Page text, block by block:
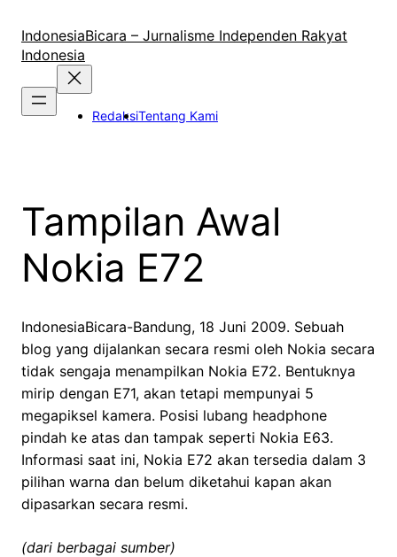
konten
IndonesiaBicara – Jurnalisme Independen Rakyat
Indonesia
RedaksiTentang Kami
Tampilan Awal
Nokia E72
IndonesiaBicara-Bandung, 18 Juni 2009. Sebuah
blog yang dijalankan secara resmi oleh Nokia secara
tidak sengaja menampilkan Nokia E72. Bentuknya
mirip dengan E71, akan tetapi mempunyai 5
megapiksel kamera. Posisi lubang headphone
pindah ke atas dan tampak seperti Nokia E63.
Informasi saat ini, Nokia E72 akan tersedia dalam 3
pilihan warna dan belum diketahui kapan akan
dipasarkan secara resmi.
(dari berbagai sumber)